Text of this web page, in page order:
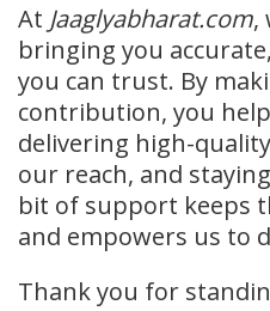
At Jaaglyabharat.com,
bringing you
you can trust. By
contribution, you
delivering high-
our reach, and
bit of support keeps
and empowers us to
Thank you for